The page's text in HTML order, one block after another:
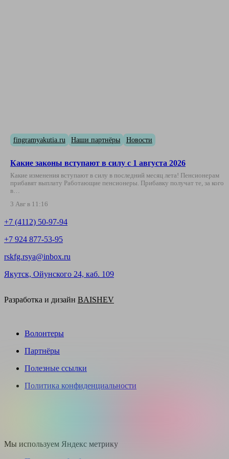
fingramyakutia.ru Наши партнёры Новости
Какие законы вступают в силу с 1 августа 2026
Какие изменения вступают в силу в последний месяц лета! Пенсионерам
прибавят выплату Работающие пенсионеры. Прибавку получат те, за кого
в…
3 Авг в 11:16
+7 (4112) 50-97-94
+7 924 877-53-95
rskfg.rsya@inbox.ru
Якутск, Ойунского 24, каб. 109
Разработка и дизайн BAISHEV
Волонтеры
Партнёры
Полезные ссылки
Политика конфиденциальности
Мы используем Яндекс метрику